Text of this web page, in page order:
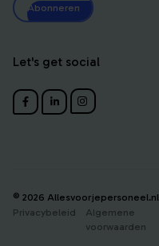
Abonneren
Let's get social
© 2026 Allesvoorjepersoneel.nl
Privacybeleid
Algemene
voorwaarden